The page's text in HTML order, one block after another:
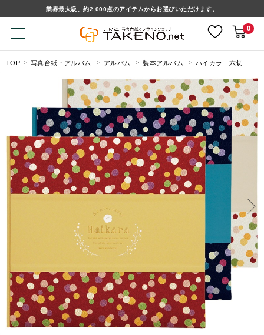
業界最大級、約2,000点のアイテムからお選びいただけます。
0
TOP 写真台紙・アルバム アルバム 製本アルバム ハイカラ 六切